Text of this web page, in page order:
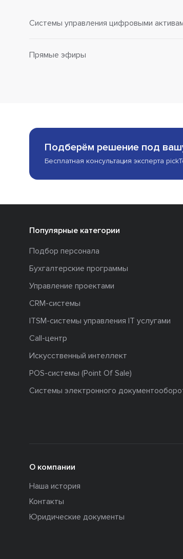
Системы управления цифровыми
Прямые эфиры
Подберём решение под
Бесплатная консультация эксперта
Популярные категории
Подбор персонала
Бухгалтерские программы
Управление проектами
CRM-системы
ITSM-системы управления IT услугами
Call-центр
Искусственный интеллект
POS-системы (Point Of Sale)
Системы электронного
О компании
Наша история
Контакты
Юридические документы